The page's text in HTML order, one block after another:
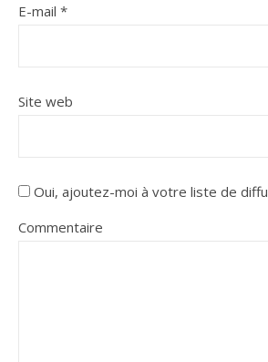
E-mail *
Site web
Oui, ajoutez-moi à votre liste de
Commentaire